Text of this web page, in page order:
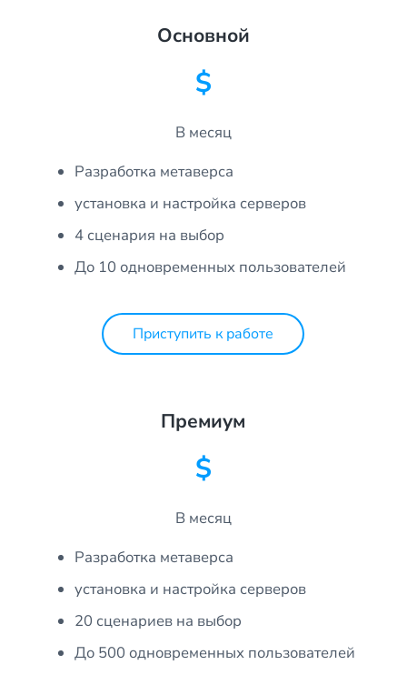
Основной
$
В месяц
Разработка метаверса
установка и настройка серверов
4 сценария на выбор
До 10 одновременных пользователей
Приступить к работе
Премиум
$
В месяц
Разработка метаверса
установка и настройка серверов
20 сценариев на выбор
До 500 одновременных пользователей